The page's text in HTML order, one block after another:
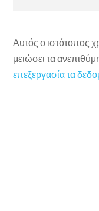
Αυτός ο ιστότοπος
μειώσει τα
επεξεργασία τα